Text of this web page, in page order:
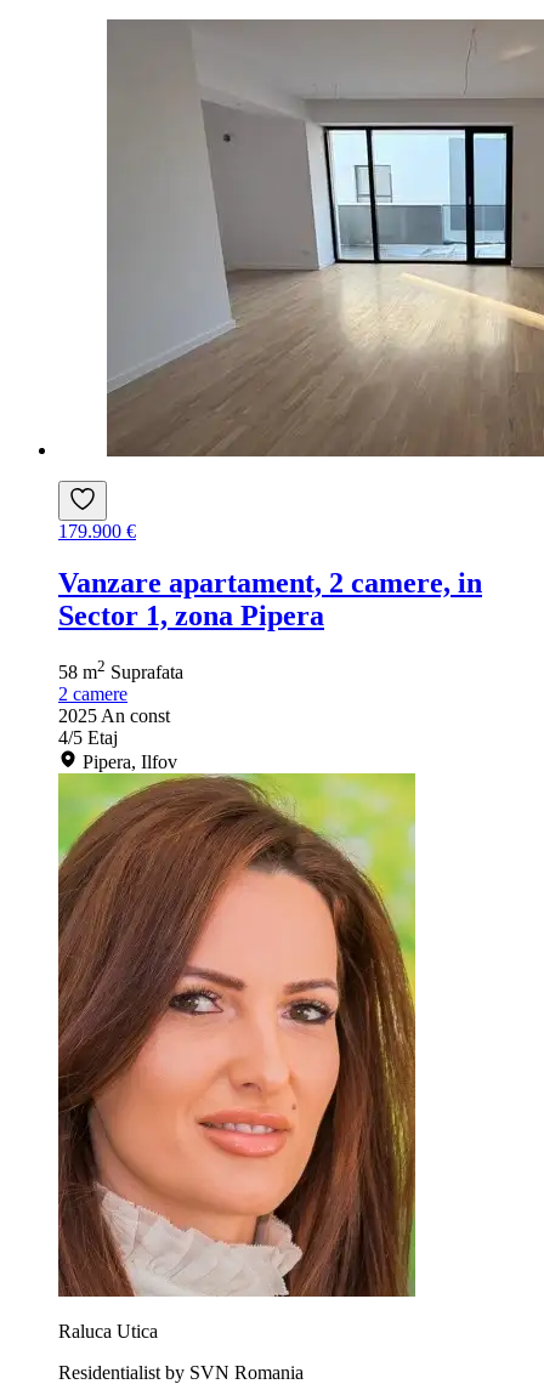
179.900 €
Vanzare apartament, 2 camere, in
Sector 1, zona Pipera
58 m2 Suprafata
2 camere
2025 An const
4/5 Etaj
Pipera, Ilfov
Raluca Utica
Residentialist by SVN Romania